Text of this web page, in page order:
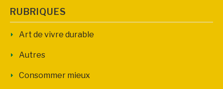
RUBRIQUES
Art de vivre durable
Autres
Consommer mieux